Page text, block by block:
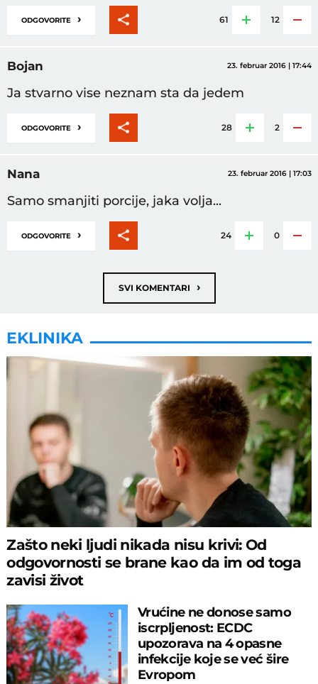
ODGOVORITE › 61 12
Bojan 23. februar 2016 | 17:44
Ja stvarno vise neznam sta da jedem
ODGOVORITE › 28 2
Nana 23. februar 2016 | 17:03
Samo smanjiti porcije, jaka volja...
ODGOVORITE › 24 0
SVI KOMENTARI ›
EKLINIKA
Zašto neki ljudi nikada nisu krivi: Od
odgovornosti se brane kao da im od toga
zavisi život
Vrućine ne donose samo
iscrpljenost: ECDC
upozorava na 4 opasne
infekcije koje se već šire
Evropom